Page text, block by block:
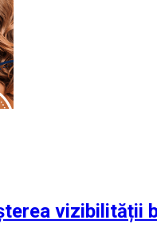
vizibilității